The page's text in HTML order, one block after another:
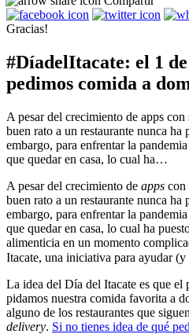
Gracias!
#DíadelItacate: el 1
pedimos comida a
A pesar del crecimiento de apps
buen rato a un restaurante nunca ha
embargo, para enfrentar la
que quedar en casa, lo cual ha…
A pesar del crecimiento de apps con
buen rato a un restaurante nunca ha
embargo, para enfrentar la
que quedar en casa, lo cual ha
alimenticia en un momento
Itacate, una iniciativa para ayudar
La idea del Día del Itacate es que
pidamos nuestra comida favorita a
alguno de los restaurantes que
delivery. Si no tienes idea de qué